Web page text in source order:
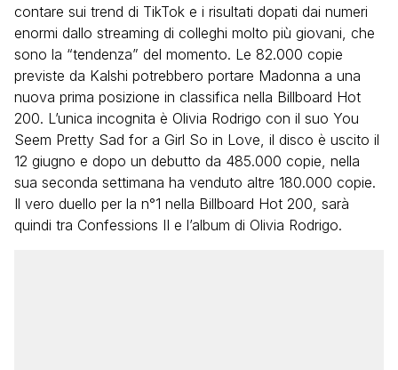
contare sui trend di TikTok e i risultati dopati dai numeri
enormi dallo streaming di colleghi molto più giovani, che
sono la “tendenza” del momento. Le 82.000 copie
previste da Kalshi potrebbero portare Madonna a una
nuova prima posizione in classifica nella Billboard Hot
200. L’unica incognita è Olivia Rodrigo con il suo You
Seem Pretty Sad for a Girl So in Love, il disco è uscito il
12 giugno e dopo un debutto da 485.000 copie, nella
sua seconda settimana ha venduto altre 180.000 copie.
Il vero duello per la n°1 nella Billboard Hot 200, sarà
quindi tra Confessions II e l’album di Olivia Rodrigo.